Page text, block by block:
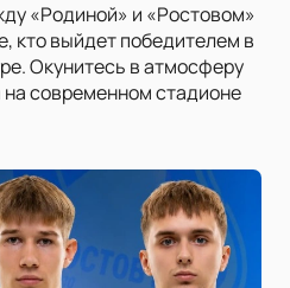
«Родиной» и «Ростовом»
кто выйдет победителем в
Окунитесь в атмосферу
современном стадионе